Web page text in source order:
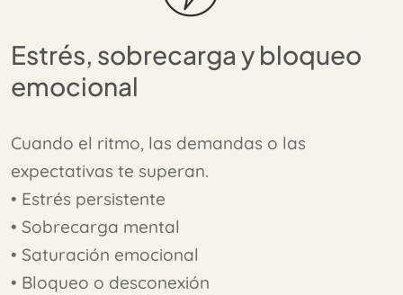
Estrés, sobrecarga y bloqueo
emocional
Cuando el ritmo, las demandas o las
expectativas te superan.
• Estrés persistente
• Sobrecarga mental
• Saturación emocional
• Bloqueo o desconexión